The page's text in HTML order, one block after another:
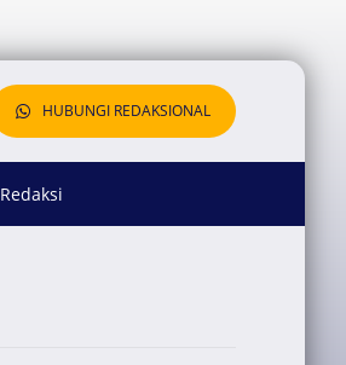
HUBUNGI REDAKSIONAL
Redaksi